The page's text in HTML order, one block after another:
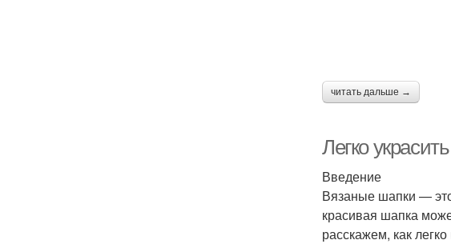
читать дальше →
Легко
Введение
Вязаные шапки —
красивая шапка
расскажем, как